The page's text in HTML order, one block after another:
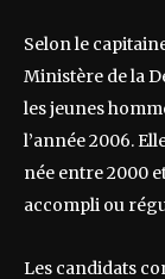
Selon le
Ministère de la
les jeunes
l’année 2006.
née entre 2000
accompli ou
Les candidats